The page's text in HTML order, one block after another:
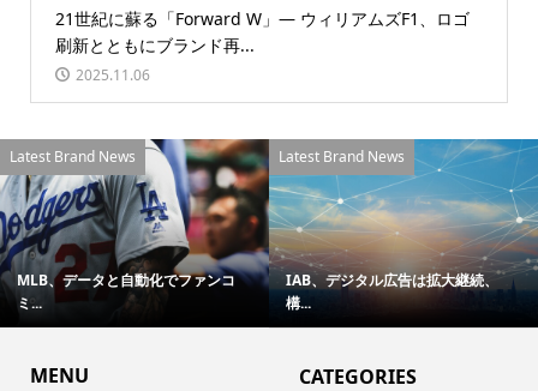
21世紀に蘇る「Forward W」― ウィリアムズF1、ロゴ
刷新とともにブランド再...
2025.11.06
Latest Brand News
MLB、データと自動化でファンコ
ミ...
Latest Brand News
IAB、デジタル広告は拡大継続、
構...
MENU CATEGORIES